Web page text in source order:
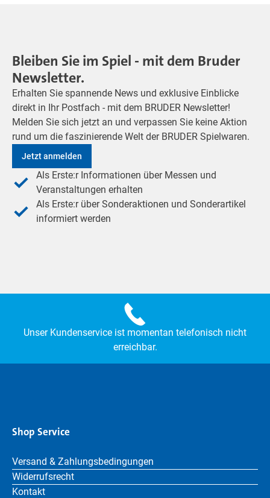
Bleiben Sie im Spiel - mit dem Bruder
Newsletter.
Erhalten Sie spannende News und exklusive Einblicke
direkt in Ihr Postfach - mit dem BRUDER Newsletter!
Melden Sie sich jetzt an und verpassen Sie keine Aktion
rund um die faszinierende Welt der BRUDER Spielwaren.
Jetzt anmelden
Als Erste:r Informationen über Messen und
Veranstaltungen erhalten
Als Erste:r über Sonderaktionen und Sonderartikel
informiert werden
Unser Kundenservice ist momentan telefonisch nicht
erreichbar.
Shop Service
Versand & Zahlungsbedingungen
Widerrufsrecht
Kontakt